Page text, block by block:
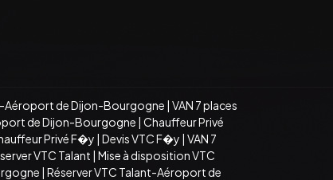
Aéroport de Dijon-Bourgogne | VAN 7 places
de Dijon-Bourgogne | Chauffeur Privé
Privé F�y | Devis VTC F�y | VAN 7
VTC Talant | Mise à disposition VTC
| Réserver VTC Talant-Aéroport de